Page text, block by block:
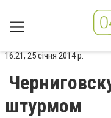
16:21, 25 січня 2014 р.
штурмом